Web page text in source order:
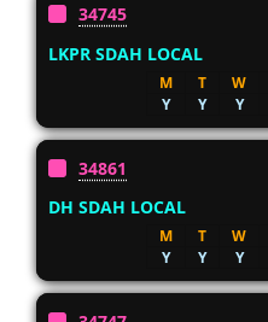
34745
LKPR SDAH LOCAL
M T W
Y
Y Y
34861
DH SDAH LOCAL
M T W
Y
Y Y